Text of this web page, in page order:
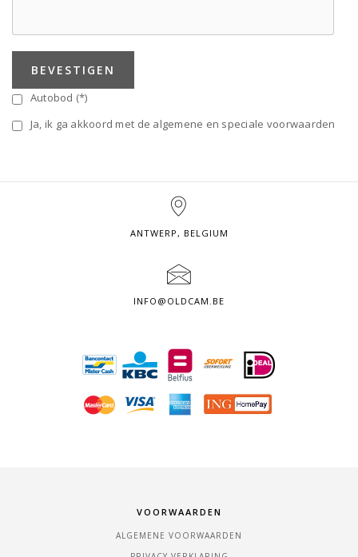
BEVESTIGEN
Autobod (*)
Ja, ik ga akkoord met de algemene en speciale voorwaarden
ANTWERP, BELGIUM
INFO@OLDCAM.BE
VOORWAARDEN
ALGEMENE VOORWAARDEN